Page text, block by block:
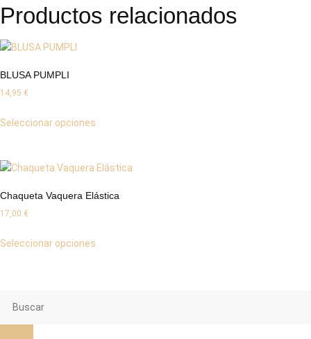
Productos relacionados
BLUSA PUMPLI
14,95 €
Seleccionar opciones
Chaqueta Vaquera Elástica
17,00 €
Seleccionar opciones